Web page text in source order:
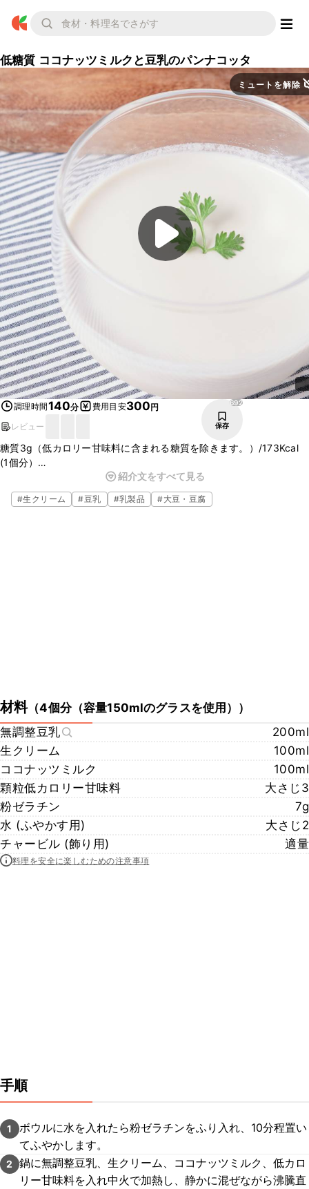
低糖質 ココナッツミルクと豆乳のパンナコッタ
ミュートを解除
調理時間140分 費用目安300円
レビュー
692
保存
糖質3g（低カロリー甘味料に含まれる糖質を除きます。）/173Kcal
(1個分）
豆乳のパンナコッタ風のデザートです。ココナッツミルクの優しい風
味と生クリームのコクが合わさり満足感のある味になっています。ぜ
ひお試しくださいね。
紹介文をすべて見る
#生クリーム #豆乳 #乳製品 #大豆・豆腐
材料（4個分（容量150mlのグラスを使用） ）
無調整豆乳
200ml
生クリーム
100ml
ココナッツミルク
100ml
顆粒低カロリー甘味料
大さじ3
粉ゼラチン
7g
水 (ふやかす用)
大さじ2
チャービル (飾り用)
適量
料理を安全に楽しむための注意事項
手順
1
ボウルに水を入れたら粉ゼラチンをふり入れ、10分程置い
てふやかします。
2
鍋に無調整豆乳、生クリーム、ココナッツミルク、低カロ
リー甘味料を入れ中火で加熱し、静かに混ぜながら沸騰直